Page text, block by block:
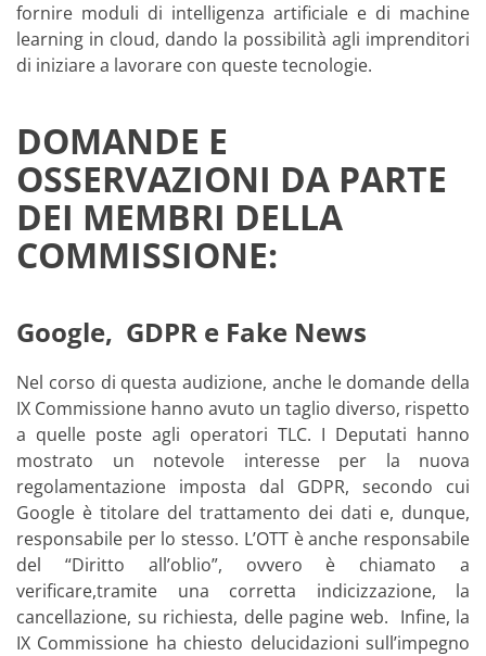
fornire moduli di intelligenza artificiale e di machine
learning in cloud, dando la possibilità agli imprenditori
di iniziare a lavorare con queste tecnologie.
DOMANDE E
OSSERVAZIONI DA PARTE
DEI MEMBRI DELLA
COMMISSIONE:
Google, GDPR e Fake News
Nel corso di questa audizione, anche le domande della
IX Commissione hanno avuto un taglio diverso, rispetto
a quelle poste agli operatori TLC. I Deputati hanno
mostrato un notevole interesse per la nuova
regolamentazione imposta dal GDPR, secondo cui
Google è titolare del trattamento dei dati e, dunque,
responsabile per lo stesso. L’OTT è anche responsabile
del “Diritto all’oblio”, ovvero è chiamato a
verificare,tramite una corretta indicizzazione, la
cancellazione, su richiesta, delle pagine web. Infine, la
IX Commissione ha chiesto delucidazioni sull’impegno